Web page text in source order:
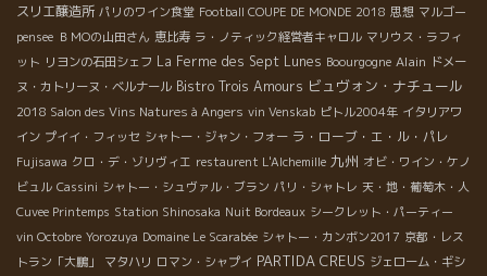
スリエ醸造所 パリのワイン食堂 Football COUPE DE MONDE 2018 思想 マルゴー
pensee ＢＭОの山田さん 恵比寿 ラ・ノティック経営者キャロル マリウス・ラフィ
ット リヨンの石田シェフ La Ferme des Sept Lunes Boourgogne Alain ドメー
ヌ・カトリーヌ・ベルナール Bistro Trois Amours ビュヴォン・ナチュール
2018 Salon des Vins Natures à Angers vin Venskab ピトル2004年 イタリアワ
イン プイイ・フィッセ シャトー・ジャン・フォー ラ・ローブ・エ・ル・パレ
Fujisawa クロ・デ・ゾリヴィエ restaurent L'Alchemille 九州 オビ・ワイン・ケノ
ビュル Cassini シャトー・シュヴァル・ブラン パリ・シャトレ 天・地・葡萄木・人
Cuvee Printemps Station Shinosaka Nuit Bordeaux シークレット・パーティー
vin Octobre Yorozuya Domaine Le Scarabée シャトー・カンボン2017 京都・レス
トラン「大鵬」
マタハリ ロマン・シャプイ PARTIDA CREUS ジェローム・ギシ